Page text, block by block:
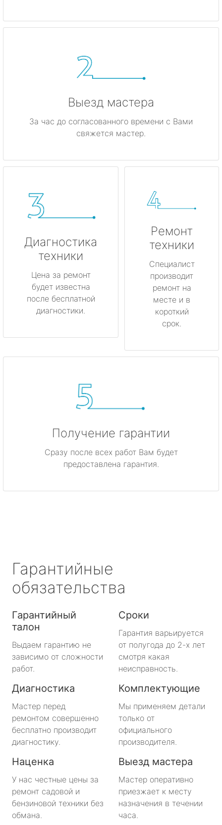
Выезд мастера
За час до согласованного времени с Вами
свяжется мастер.
Диагностика
техники
Цена за ремонт
будет известна
после бесплатной
диагностики.
Ремонт
техники
Специалист
производит
ремонт на
месте и в
короткий
срок.
Получение гарантии
Сразу после всех работ Вам будет
предоставлена гарантия.
Гарантийные
обязательства
Гарантийный
талон
Выдаем гарантию не
зависимо от сложности
работ.
Сроки
Гарантия варьируется
от полугода до 2-х лет
смотря какая
неисправность.
Диагностика
Мастер перед
ремонтом совершенно
бесплатно производит
диагностику.
Комплектующие
Мы применяем детали
только от
официального
производителя.
Наценка
У нас честные цены за
ремонт садовой и
бензиновой техники без
обмана.
Выезд мастера
Мастер оперативно
приезжает к месту
назначения в течении
часа.